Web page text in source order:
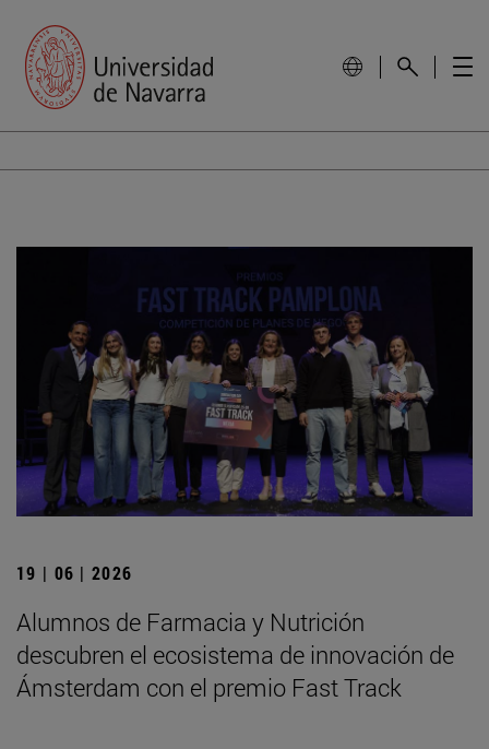
19 | 06 | 2026
Alumnos de Farmacia y Nutrición
descubren el ecosistema de innovación de
Ámsterdam con el premio Fast Track